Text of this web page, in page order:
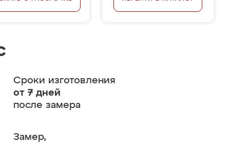
Сроки изготовления
от 7 дней
после замера
Замер,